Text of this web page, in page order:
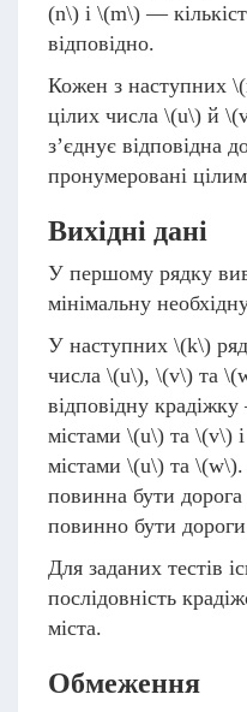
(n\) і \(m\) —
відповідно.
Кожен з наступних
цілих числа \(u\) й
з’єднує відповідна
пронумеровані
Вихідні дані
У першому рядку
мінімальну
У наступних \(k\)
числа \(u\), \(v\) та
відповідну
містами \(u\) та \(v\)
містами \(u\) та \(w\)
повинна бути
повинно бути
Для заданих тестів
послідовність
міста.
Обмеження